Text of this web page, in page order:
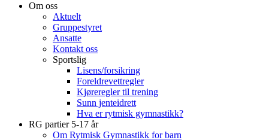
Om oss
Aktuelt
Gruppestyret
Ansatte
Kontakt oss
Sportslig
Lisens/forsikring
Foreldrevettregler
Kjøreregler til trening
Sunn jenteidrett
Hva er rytmisk gymnastikk?
RG partier 5-17 år
Om Rytmisk Gymnastikk for barn